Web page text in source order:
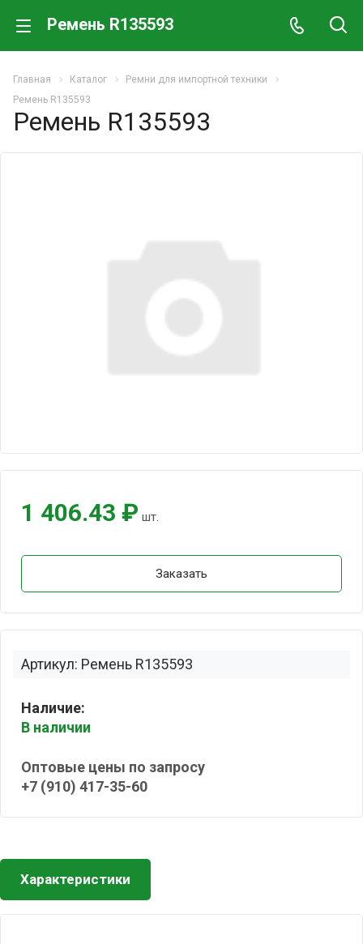
Ремень R135593
Главная Каталог
Ремни для импортной техники
Ремень R135593
Ремень R135593
Артикул: Ремень R135593
Наличие:
В наличии
Оптовые цены по запросу
+7 (910) 417-35-60
1 406.43 ₽ шт.
Заказать
Характеристики